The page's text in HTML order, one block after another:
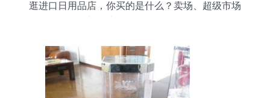
逛进口日用品店，你买的是什么？卖场、超级市场